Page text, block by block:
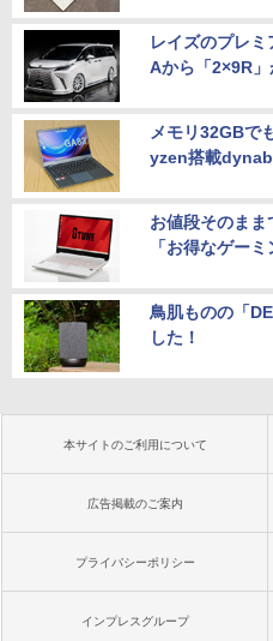
レイズのプレ
Aから「2×9R」
メモリ32GBで
yzen搭載
お値段そのま
「お得なゲーミ
鳥肌ものの「
した！
本サイトのご利用について
広告掲載のご案内
プライバシーポリシー
インプレスグループ